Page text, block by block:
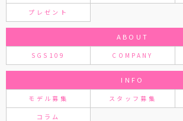
プレゼント
ABOUT
SGS109 COMPANY
INFO
モデル募集 スタッフ募集
コラム